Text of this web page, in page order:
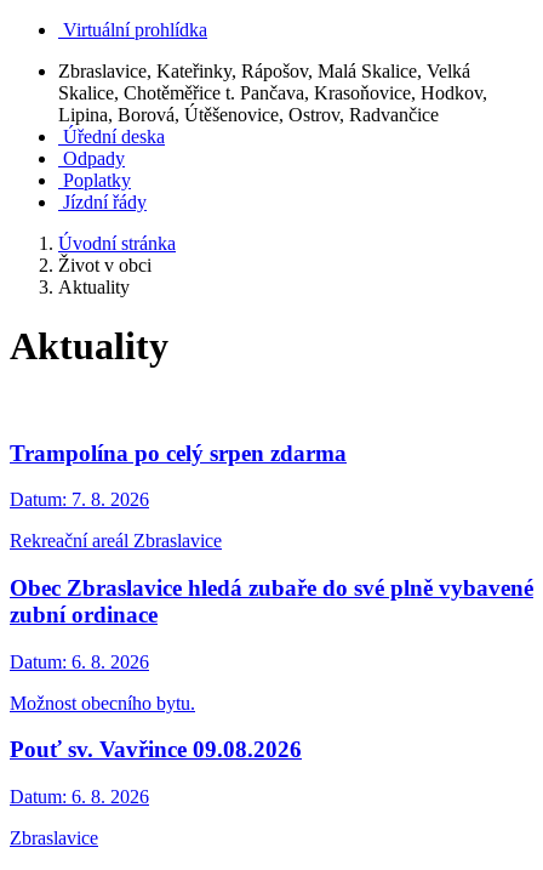
Virtuální prohlídka
Zbraslavice, Kateřinky, Rápošov, Malá Skalice, Velká
Skalice, Chotěměřice t. Pančava, Krasoňovice, Hodkov,
Lipina, Borová, Útěšenovice, Ostrov, Radvančice
Úřední deska
Odpady
Poplatky
Jízdní řády
Úvodní stránka
Život v obci
Aktuality
Aktuality
Trampolína po celý srpen zdarma
Datum: 7. 8. 2026
Rekreační areál Zbraslavice
Obec Zbraslavice hledá zubaře do své plně vybavené
zubní ordinace
Datum: 6. 8. 2026
Možnost obecního bytu.
Pouť sv. Vavřince 09.08.2026
Datum: 6. 8. 2026
Zbraslavice